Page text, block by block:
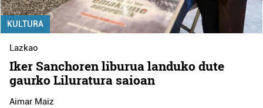
KULTURA
Lazkao
Iker Sanchoren liburua landuko dute
gaurko Liluratura saioan
Aimar Maiz